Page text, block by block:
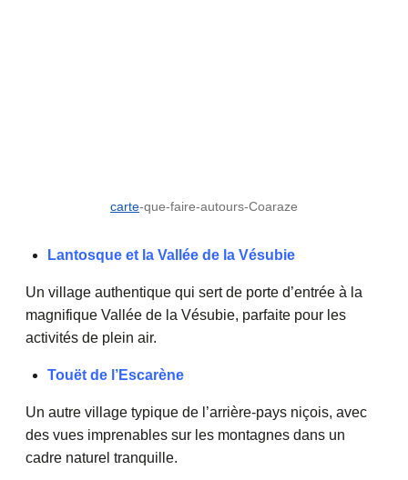
carte-que-faire-autours-Coaraze
Lantosque et la Vallée de la Vésubie
Un village authentique qui sert de porte d’entrée à la
magnifique Vallée de la Vésubie, parfaite pour les
activités de plein air.
Touët de l’Escarène
Un autre village typique de l’arrière-pays niçois, avec
des vues imprenables sur les montagnes dans un
cadre naturel tranquille.